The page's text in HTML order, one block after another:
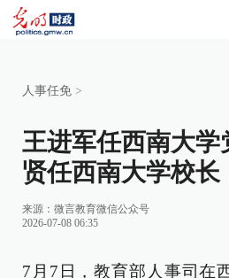
人事任免 >
王进军任西南大学
贤任西南大学校长
来源： 微言教育微信公众号
2026-07-08 06:35
7月7日，教育部人事司在